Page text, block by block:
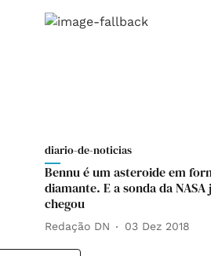
diario-de-noticias
Bennu é um asteroide em
diamante. E a sonda da NASA
chegou
Redação DN 03 Dez 2018